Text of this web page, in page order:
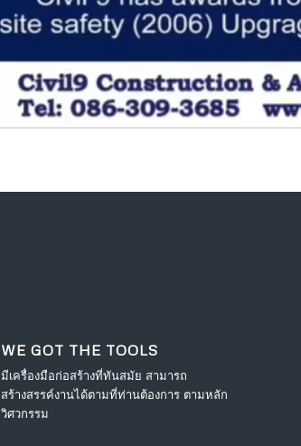
WE GOT THE TOOLS
มีเครื่องมือก่อสร้างที่ทันสมัย สามารถ
สร้างสรรค์งานได้ตามที่ท่านต้องการ ตามหลัก
วิศวกรรม